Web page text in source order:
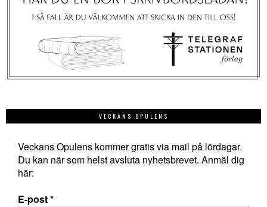
VECKANS OPULENS
Veckans Opulens kommer gratis via mail på lördagar.
Du kan när som helst avsluta nyhetsbrevet. Anmäl dig
här:
E-post*